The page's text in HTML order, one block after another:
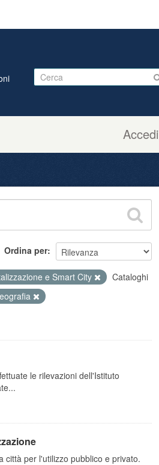
Accedi
Ordina per
e Smart City
Cataloghi
le rilevazioni dell'Istituto
città per l'utilizzo pubblico e privato.